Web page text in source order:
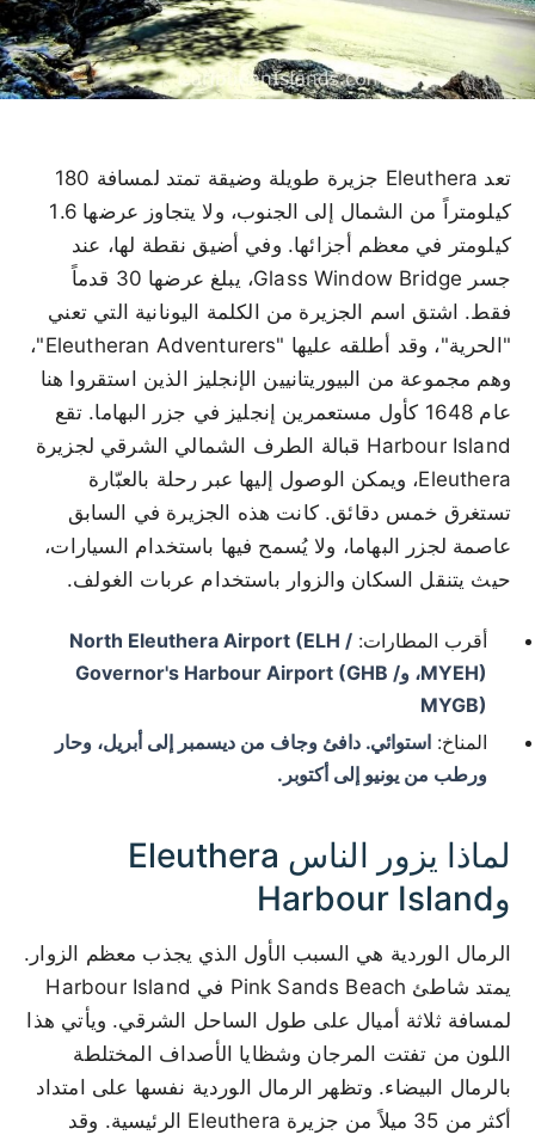
تعد Eleuthera جزيرة طويلة وضيقة تمتد لمسافة 180
كيلومتراً من الشمال إلى الجنوب، ولا يتجاوز عرضها 1.6
كيلومتر في معظم أجزائها. وفي أضيق نقطة لها، عند
جسر Glass Window Bridge، يبلغ عرضها 30 قدماً
فقط. اشتق اسم الجزيرة من الكلمة اليونانية التي تعني
"الحرية"، وقد أطلقه عليها "Eleutheran Adventurers"،
وهم مجموعة من البيوريتانيين الإنجليز الذين استقروا هنا
عام 1648 كأول مستعمرين إنجليز في جزر البهاما. تقع
Harbour Island قبالة الطرف الشمالي الشرقي لجزيرة
Eleuthera، ويمكن الوصول إليها عبر رحلة بالعبّارة
تستغرق خمس دقائق. كانت هذه الجزيرة في السابق
عاصمة لجزر البهاما، ولا يُسمح فيها باستخدام السيارات،
حيث يتنقل السكان والزوار باستخدام عربات الغولف.
أقرب المطارات: North Eleuthera Airport (ELH /
MYEH)، وGovernor's Harbour Airport (GHB /
MYGB)
المناخ: استوائي. دافئ وجاف من ديسمبر إلى أبريل، وحار
ورطب من يونيو إلى أكتوبر.
لماذا يزور الناس Eleuthera
وHarbour Island
الرمال الوردية هي السبب الأول الذي يجذب معظم الزوار.
يمتد شاطئ Pink Sands Beach في Harbour Island
لمسافة ثلاثة أميال على طول الساحل الشرقي. ويأتي هذا
اللون من تفتت المرجان وشظايا الأصداف المختلطة
بالرمال البيضاء. وتظهر الرمال الوردية نفسها على امتداد
أكثر من 35 ميلاً من جزيرة Eleuthera الرئيسية. وقد